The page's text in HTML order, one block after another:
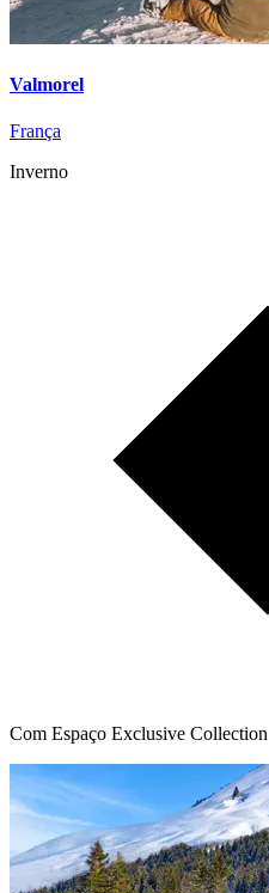
Valmorel
França
Inverno
Com Espaço Exclusive Collection